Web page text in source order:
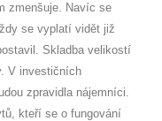
zmenšuje. Navíc se
se vyplatí vidět již
Skladba velikostí
V investičních
zpravidla nájemníci.
kteří se o fungování